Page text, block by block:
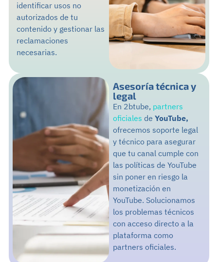
identificar usos no
autorizados de tu
contenido y gestionar las
reclamaciones
necesarias.
Asesoría técnica y
legal
En 2btube, partners
oficiales de YouTube,
ofrecemos soporte legal
y técnico para asegurar
que tu canal cumple con
las políticas de YouTube
sin poner en riesgo la
monetización en
YouTube. Solucionamos
los problemas técnicos
con acceso directo a la
plataforma como
partners oficiales.